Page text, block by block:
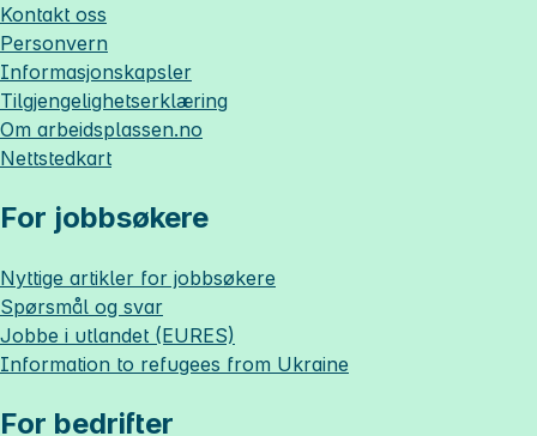
Kontakt oss
Personvern
Informasjonskapsler
Tilgjengelighetserklæring
Om arbeidsplassen.no
Nettstedkart
For jobbsøkere
Nyttige artikler for jobbsøkere
Spørsmål og svar
Jobbe i utlandet (EURES)
Information to refugees from Ukraine
For bedrifter